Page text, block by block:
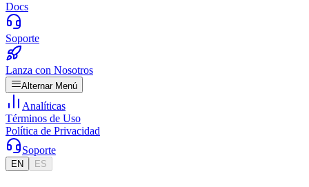
Docs
Soporte
Lanza con Nosotros
Alternar Menú
Analíticas
Términos de Uso
Política de Privacidad
Soporte
EN ES